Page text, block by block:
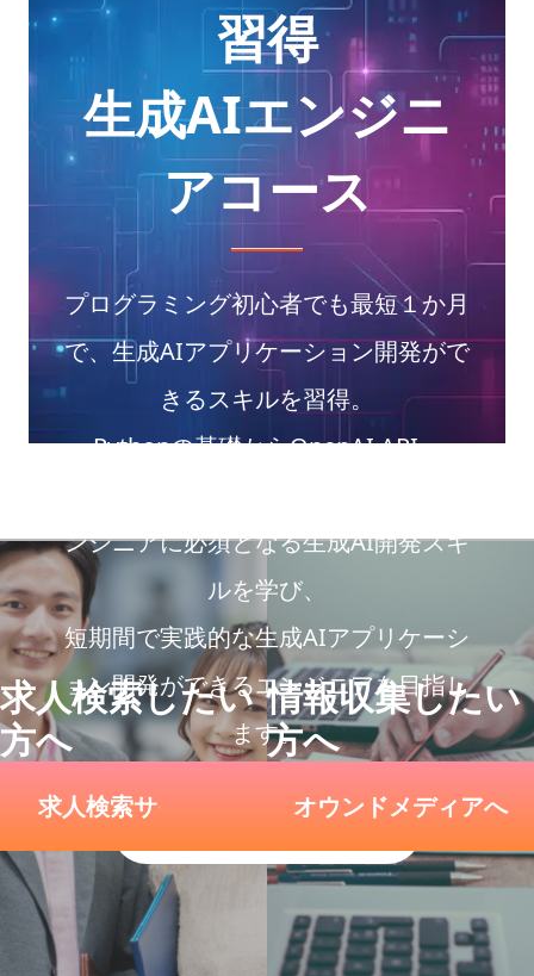
習得
生成AIエンジニ
アコース
プログラミング初心者でも最短１か月
で、生成AIアプリケーション開発がで
きるスキルを習得。
Pythonの基礎からOpenAI API、
ンジニアに必須となる生成AI開発スキ
ルを学び、
短期間で実践的な生成AIアプリケーシ
ョン開発ができるエンジニアを目指し
ます。
求人検索したい
⽅へ
求人検索サイトへ
情報収集したい
⽅へ
オウンドメディアへ